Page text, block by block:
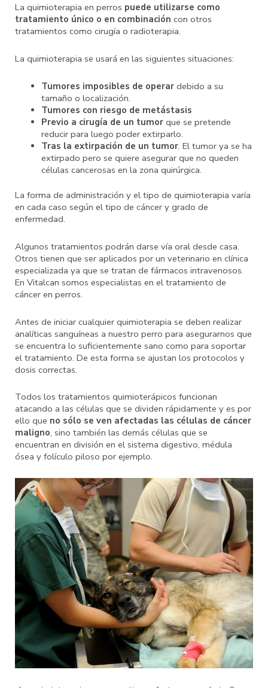
La quimioterapia en perros puede utilizarse como
tratamiento único o en combinación con otros
tratamientos como cirugía o radioterapia.
La quimioterapia se usará en las siguientes situaciones:
Tumores imposibles de operar debido a su
tamaño o localización.
Tumores con riesgo de metástasis
Previo a cirugía de un tumor que se pretende
reducir para luego poder extirparlo.
Tras la extirpación de un tumor. El tumor ya se ha
extirpado pero se quiere asegurar que no queden
células cancerosas en la zona quirúrgica.
La forma de administración y el tipo de quimioterapia varía
en cada caso según el tipo de cáncer y grado de
enfermedad.
Algunos tratamientos podrán darse vía oral desde casa.
Otros tienen que ser aplicados por un veterinario en clínica
especializada ya que se tratan de fármacos intravenosos.
En Vitalcan somos especialistas en el tratamiento de
cáncer en perros.
Antes de iniciar cualquier quimioterapia se deben realizar
analíticas sanguíneas a nuestro perro para asegurarnos que
se encuentra lo suficientemente sano como para soportar
el tratamiento. De esta forma se ajustan los protocolos y
dosis correctas.
Todos los tratamientos quimioterápicos funcionan
atacando a las células que se dividen rápidamente y es por
ello que no sólo se ven afectadas las células de cáncer
maligno, sino también las demás células que se
encuentran en división en el sistema digestivo, médula
ósea y folículo piloso por ejemplo.